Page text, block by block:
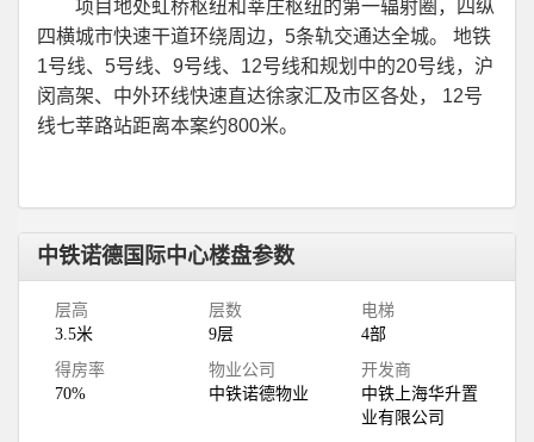
项目地处虹桥枢纽和莘庄枢纽的第一辐射圈，四纵
四横城市快速干道环绕周边， 5条轨交通达全城。
地铁
1号线、 5号线、 9号线、 12号线和规划中的20号线，沪
闵高架、中外环线快速直达徐家汇及市区各处，
12号
线七莘路站距离本案约800米。
中铁诺德国际中心楼盘参数
层高
3.5米
层数
9层
电梯
4部
得房率
70%
物业公司
中铁诺德物业
开发商
中铁上海华升置
业有限公司